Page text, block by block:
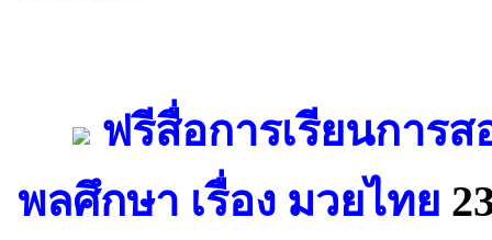
ฟรีสื่อการเรียนการ
พลศึกษา เรื่อง มวยไทย